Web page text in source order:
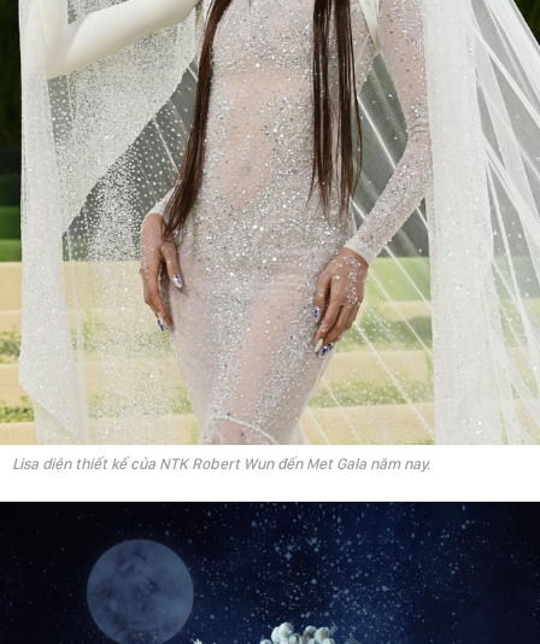
Lisa diện thiết kế của NTK Robert Wun đến Met Gala năm nay.